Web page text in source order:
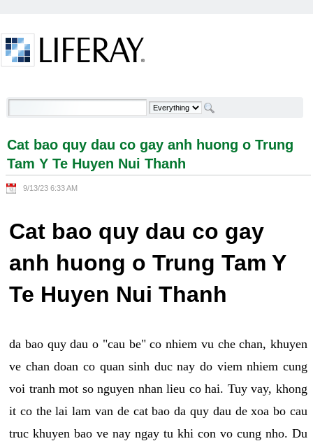
Cat bao quy dau co gay anh huong o Trung Tam Y
Cat bao quy dau co gay anh huong o Trung
Tam Y Te Huyen Nui Thanh
9/13/23 6:33 AM
Cat bao quy dau co gay
anh huong o Trung Tam Y
Te Huyen Nui Thanh
da bao quy dau o "cau be" co nhiem vu che chan, khuyen
ve chan doan co quan sinh duc nay do viem nhiem cung
voi tranh mot so nguyen nhan lieu co hai. Tuy vay, khong
it co the lai lam van de cat bao da quy dau de xoa bo cau
truc khuyen bao ve nay ngay tu khi con vo cung nho. Du